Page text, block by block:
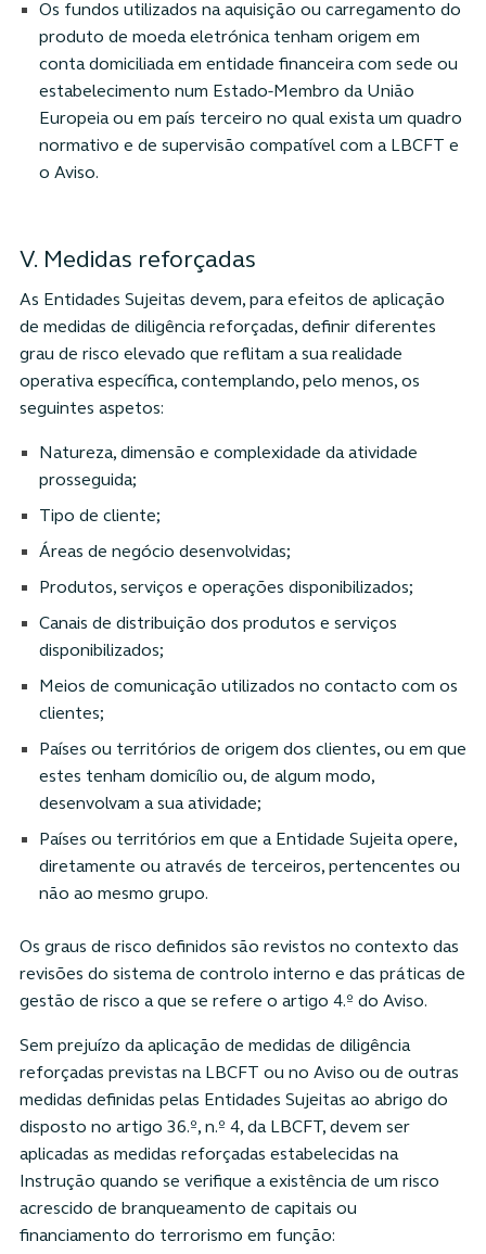
Os fundos utilizados na aquisição ou carregamento do
produto de moeda eletrónica tenham origem em
conta domiciliada em entidade financeira com sede ou
estabelecimento num Estado-Membro da União
Europeia ou em país terceiro no qual exista um quadro
normativo e de supervisão compatível com a LBCFT e
o Aviso.
V. Medidas reforçadas
As Entidades Sujeitas devem, para efeitos de aplicação
de medidas de diligência reforçadas, definir diferentes
grau de risco elevado que reflitam a sua realidade
operativa específica, contemplando, pelo menos, os
seguintes aspetos:
Natureza, dimensão e complexidade da atividade
prosseguida;
Tipo de cliente;
Áreas de negócio desenvolvidas;
Produtos, serviços e operações disponibilizados;
Canais de distribuição dos produtos e serviços
disponibilizados;
Meios de comunicação utilizados no contacto com os
clientes;
Países ou territórios de origem dos clientes, ou em que
estes tenham domicílio ou, de algum modo,
desenvolvam a sua atividade;
Países ou territórios em que a Entidade Sujeita opere,
diretamente ou através de terceiros, pertencentes ou
não ao mesmo grupo.
Os graus de risco definidos são revistos no contexto das
revisões do sistema de controlo interno e das práticas de
gestão de risco a que se refere o artigo 4.º do Aviso.
Sem prejuízo da aplicação de medidas de diligência
reforçadas previstas na LBCFT ou no Aviso ou de outras
medidas definidas pelas Entidades Sujeitas ao abrigo do
disposto no artigo 36.º, n.º 4, da LBCFT, devem ser
aplicadas as medidas reforçadas estabelecidas na
Instrução quando se verifique a existência de um risco
acrescido de branqueamento de capitais ou
financiamento do terrorismo em função: